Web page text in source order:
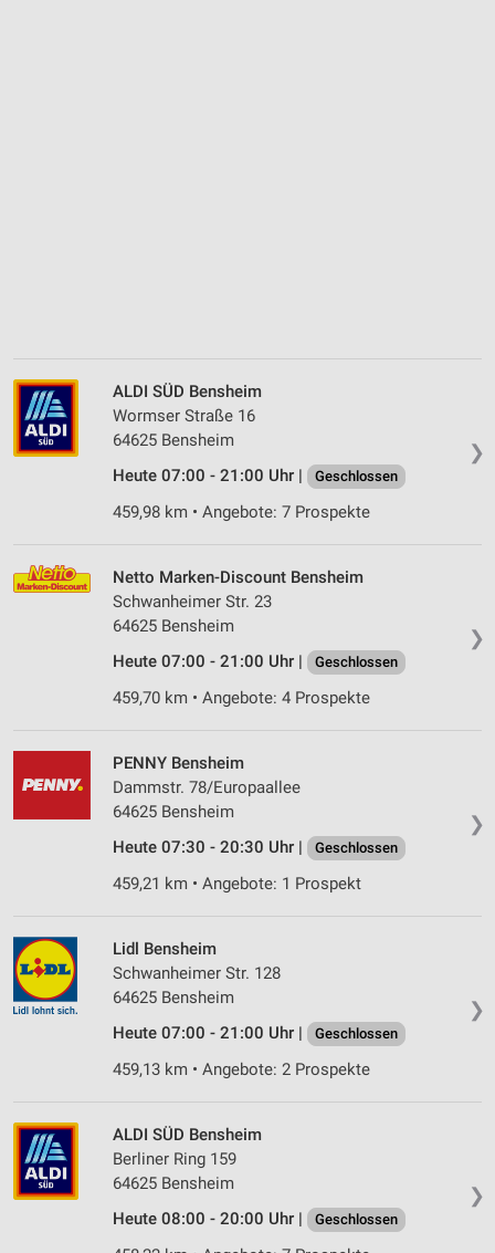
❯
ALDI SÜD Bensheim
Wormser Straße 16
64625 Bensheim
Heute 07:00 - 21:00 Uhr |
Geschlossen
459,98 km • Angebote: 7 Prospekte
❯
Netto Marken-Discount Bensheim
Schwanheimer Str. 23
64625 Bensheim
Heute 07:00 - 21:00 Uhr |
Geschlossen
459,70 km • Angebote: 4 Prospekte
❯
PENNY Bensheim
Dammstr. 78/Europaallee
64625 Bensheim
Heute 07:30 - 20:30 Uhr |
Geschlossen
459,21 km • Angebote: 1 Prospekt
❯
Lidl Bensheim
Schwanheimer Str. 128
64625 Bensheim
Heute 07:00 - 21:00 Uhr |
Geschlossen
459,13 km • Angebote: 2 Prospekte
❯
ALDI SÜD Bensheim
Berliner Ring 159
64625 Bensheim
Heute 08:00 - 20:00 Uhr |
Geschlossen